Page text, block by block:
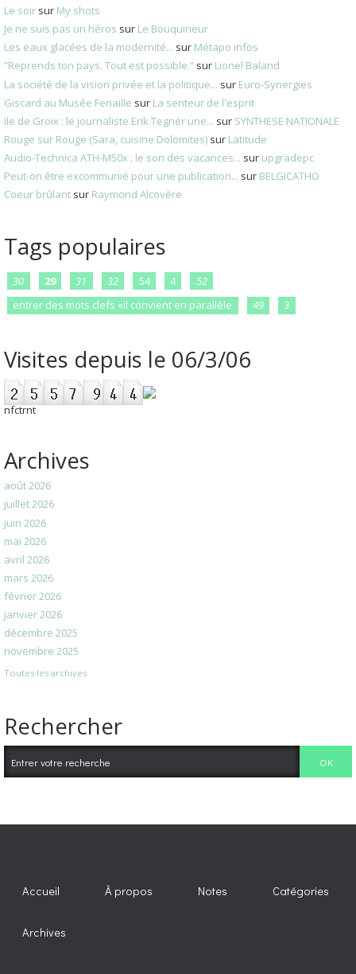
Le soir sur My shots
Je ne suis pas un héros sur Le Bouquineur
Les eaux glacées de la modernité... sur Métapo infos
”Reprends ton pays. Tout est possible.” sur Lionel Baland
La société de la vision privée et la politique... sur Euro-Synergies
Giscard au Musée Fenaille sur La senteur de l'esprit
Ile de Groix : le journaliste Erik Tegnér une... sur SYNTHESE NATIONALE
Rouge sur Rouge (Sara, cuisine Dolomites) sur Latitude
Audio‑Technica ATH‑M50x : le son des vacances... sur upgradepc
Peut-on être excommunié pour une publication... sur BELGICATHO
Coeur brûlant sur Raymond Alcovère
Tags populaires
30 29 31 32 54 4
52
entrer des mots clefs «il convient en parallèle
49 3
Visites depuis le 06/3/06
nfctrnt
Archives
août 2026
juillet 2026
juin 2026
mai 2026
avril 2026
mars 2026
février 2026
janvier 2026
décembre 2025
novembre 2025
Toutes les archives
Rechercher
Accueil À propos Notes Catégories
Archives